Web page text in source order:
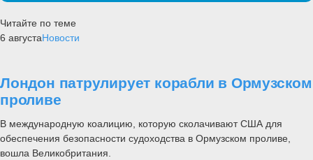
Читайте по теме
6 августаНовости
Лондон патрулирует корабли в Ормузском
проливе
В международную коалицию, которую сколачивают США для
обеспечения безопасности судоходства в Ормузском проливе,
вошла Великобритания.